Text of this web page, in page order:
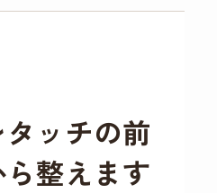
ッチの前
整えます